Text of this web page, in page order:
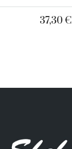
37,30 €